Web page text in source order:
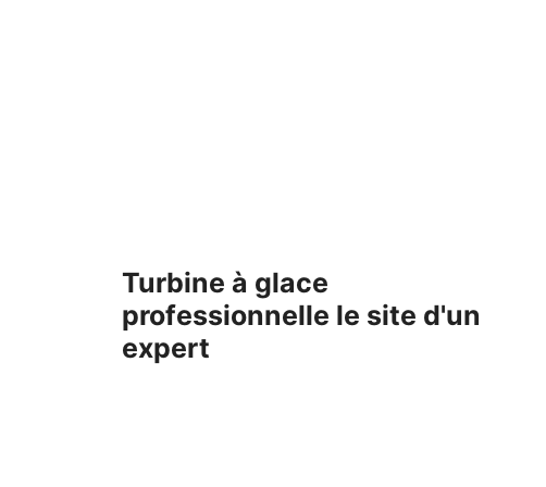
Turbine à glace
professionnelle le site d'un
expert